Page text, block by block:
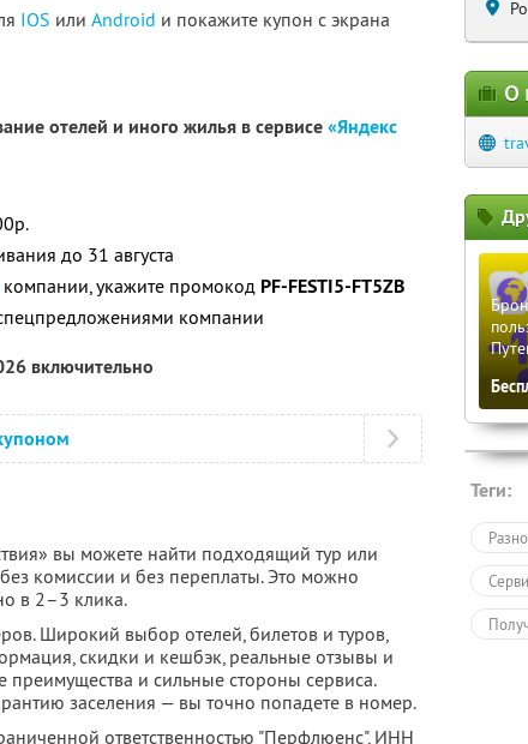
IOS или Android и покажите купон с экрана
отелей и иного жилья в сервисе«Яндекс
до 31 августа
компании, укажите промокод PF-FESTI5-FT5ZB
компании
включительно
вы можете найти подходящий тур или
комиссии и без переплаты. Это можно
в 2–3 клика.
Широкий выбор отелей, билетов и туров,
скидки и кешбэк, реальные отзывы и
преимущества и сильные стороны сервиса.
заселения — вы точно попадете в номер.
ответственностью "Перфлюенс", ИНН
О
Теги: